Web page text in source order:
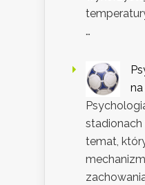
…
temat,